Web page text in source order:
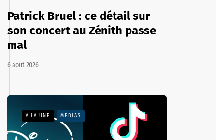
Patrick Bruel : ce détail sur
son concert au Zénith passe
mal
6 août 2026
A LA UNE MÉDIAS